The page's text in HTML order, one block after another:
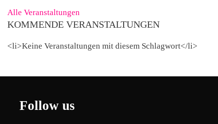
Alle Veranstaltungen
KOMMENDE VERANSTALTUNGEN
<li>Keine Veranstaltungen mit diesem Schlagwort</li>
Follow us